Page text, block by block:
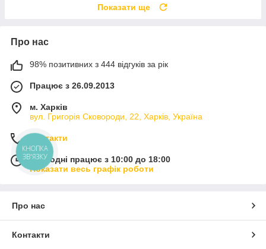
Показати ще
Про нас
98% позитивних з 444 відгуків за рік
Працює з 26.09.2013
м. Харків
вул. Григорія Сковороди, 22, Харків, Україна
Контакти
Сьогодні працює з 10:00 до 18:00
Показати весь графік роботи
Про нас
Контакти
КНОПКА
ЗВ'ЯЗКУ